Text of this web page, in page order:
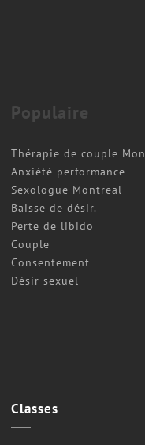
Populaire
Thérapie de couple
Anxiété performance
Sexologue Montreal
Baisse de désir.
Perte de libido
Couple
Consentement
Désir sexuel
Classes